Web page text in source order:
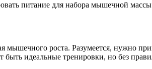
питание для набора мышечной
мышечного роста. Разумеется, нужно
идеальные тренировки, но без